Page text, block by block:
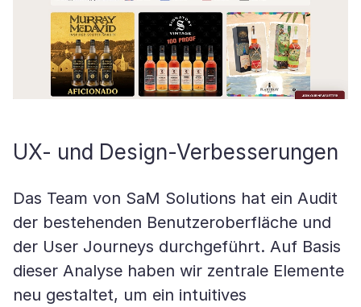
UX- und Design-Verbesserungen
Das Team von SaM Solutions hat ein Audit
der bestehenden Benutzeroberfläche und
der User Journeys durchgeführt. Auf Basis
dieser Analyse haben wir zentrale Elemente
neu gestaltet, um ein intuitives